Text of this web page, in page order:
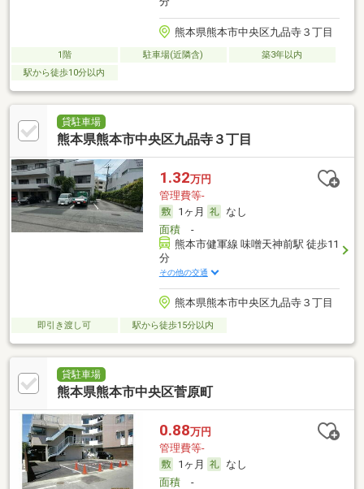
熊本県熊本市中央区九品寺３丁目
1階 駐車場(近隣含)
築3年以内
駅から徒歩10分以内
貸駐車場
熊本県熊本市中央区九品寺３丁目
1.32万円
管理費等-
1ヶ月
なし
面積-
熊本市健軍線 味噌天神前駅 徒歩11
分
その他の交通
熊本県熊本市中央区九品寺３丁目
即引き渡し可 駅から徒歩15分以内
貸駐車場
熊本県熊本市中央区菅原町
0.88万円
管理費等-
1ヶ月
なし
面積-